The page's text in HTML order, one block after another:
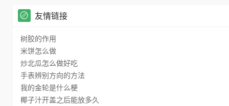
友情链接
树胶的作用
米饼怎么做
炒北瓜怎么做好吃
手表辨别方向的方法
我的金轮是什么梗
椰子汁开盖之后能放多久